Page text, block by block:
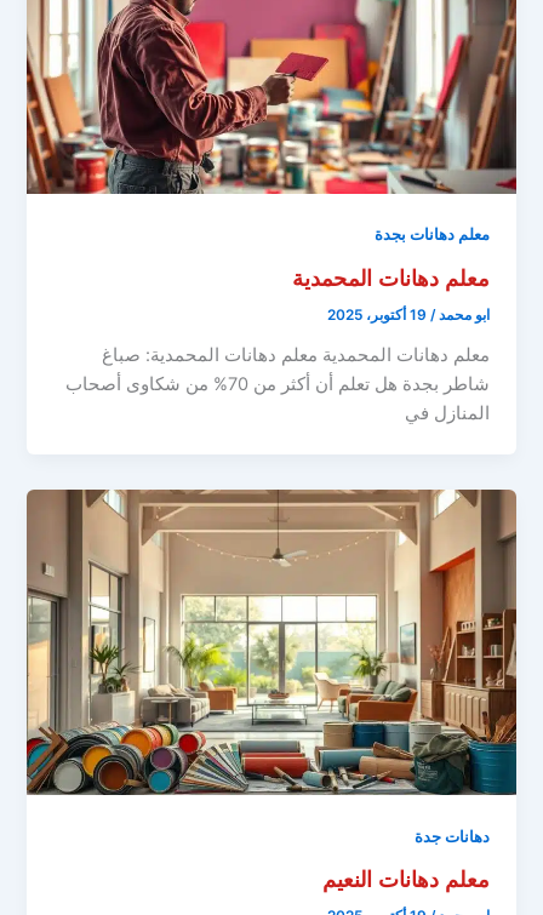
معلم دهانات بجدة
معلم دهانات المحمدية
ابو محمد/ 19 أكتوبر، 2025
معلم دهانات المحمدية معلم دهانات المحمدية: صباغ
شاطر بجدة هل تعلم أن أكثر من 70% من شكاوى أصحاب
المنازل في
دهانات جدة
معلم دهانات النعيم